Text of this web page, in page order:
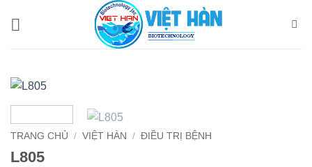
TRANG CHỦ / VIỆT HÀN / ĐIỀU TRỊ BỆNH
L805